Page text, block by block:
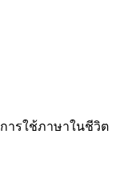
ารใช้ภาษาในชีวิต